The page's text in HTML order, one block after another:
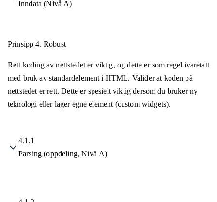
Inndata (Nivå A)
Prinsipp 4. Robust
Rett koding av nettstedet er viktig, og dette er som regel ivaretatt
med bruk av standardelement i HTML. Valider at koden på
nettstedet er rett. Dette er spesielt viktig dersom du bruker ny
teknologi eller lager egne element (custom widgets).
4.1.1
Parsing (oppdeling, Nivå A)